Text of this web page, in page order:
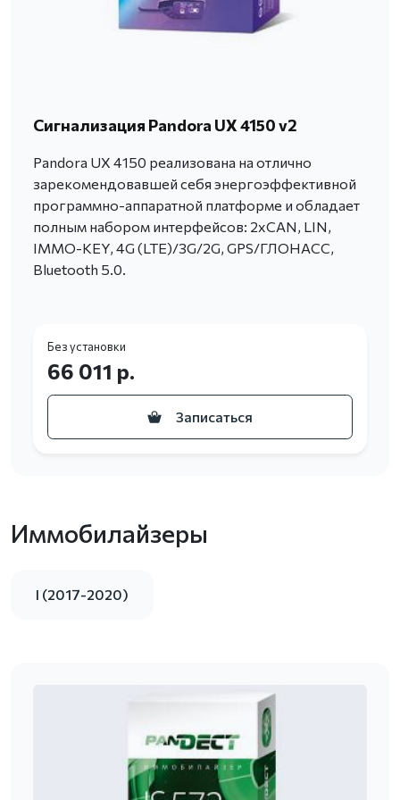
Сигнализация Pandora UX 4150 v2
Pandora UX 4150 реализована на отлично
зарекомендовавшей себя энергоэффективной
программно-аппаратной платформе и обладает
полным набором интерфейсов: 2хCAN, LIN,
IMMO-KEY, 4G (LTE)/3G/2G, GPS/ГЛОНАСС,
Bluetooth 5.0.
Без установки
66 011 р.
Записаться
Иммобилайзеры
I (2017-2020)